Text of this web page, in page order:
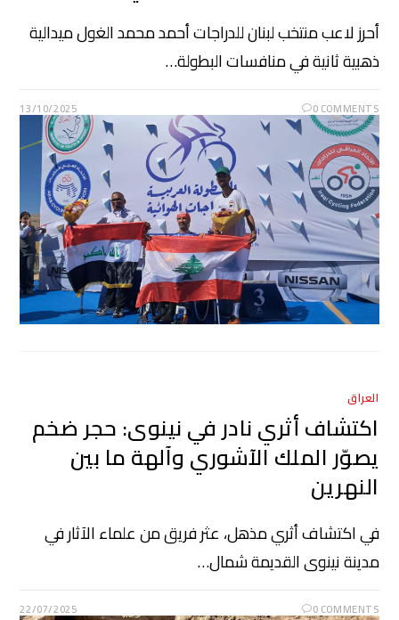
أحرز لاعب منتخب لبنان للدراجات أحمد محمد الغول ميدالية
ذهبية ثانية في منافسات البطولة…
0 COMMENTS
13/10/2025
العراق
اكتشاف أثري نادر في نينوى: حجر ضخم
يصوّر الملك الآشوري وآلهة ما بين
النهرين
في اكتشاف أثري مذهل، عثر فريق من علماء الآثار في
مدينة نينوى القديمة شمال…
0 COMMENTS
22/07/2025